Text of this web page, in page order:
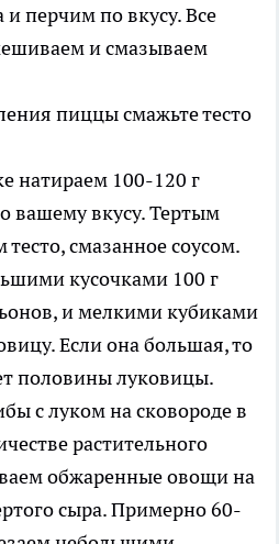
и перчим по вкусу. Все
и смазываем
натираем 100-120 г
вашему вкусу. Тертым
смазанное соусом.
кусочками 100 г
и мелкими кубиками
Если она большая, то
половины луковицы.
с луком на сковороде в
растительного
обжаренные овощи на
сыра. Примерно 60-